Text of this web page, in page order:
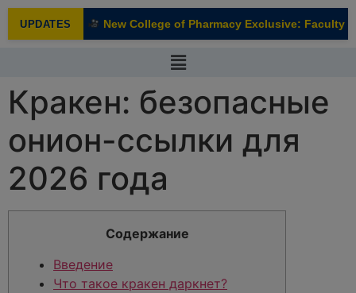
UPDATES
NEW New College of Pharmacy Exclusive: Faculty
Кракен: безопасные
онион-ссылки для
2026 года
Содержание
Введение
Что такое кракен даркнет?
modal-check